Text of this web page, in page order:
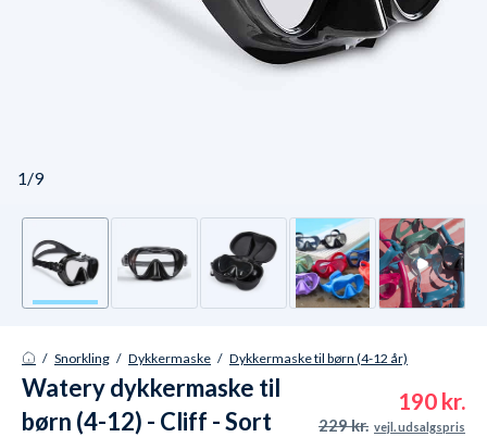
1/9
/ Snorkling / Dykkermaske / Dykkermaske til børn (4-12 år)
Watery dykkermaske til
børn (4-12) - Cliff - Sort
190 kr.
229 kr. vejl. udsalgspris